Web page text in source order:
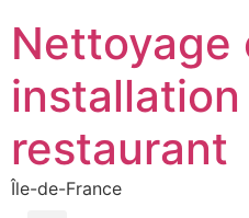
Nettoyage
restaurant
Île-de-France